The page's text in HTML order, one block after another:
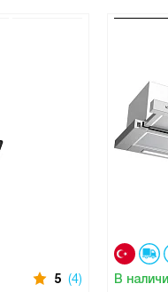
правильно
Bridge решила этот
к
Я доволен
5 (4) В